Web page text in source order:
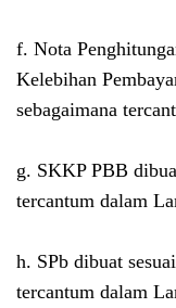
f. Nota
Kelebihan
sebagaimana
g. SKKP PBB
tercantum dalam
h. SPb dibuat
tercantum dalam